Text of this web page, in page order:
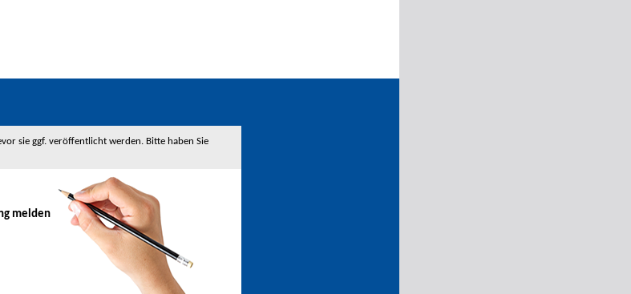
sie ggf. veröffentlicht werden. Bitte haben Sie
melden